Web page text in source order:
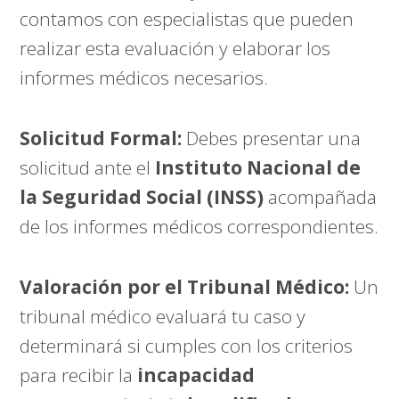
contamos con especialistas que pueden
realizar esta evaluación y elaborar los
informes médicos necesarios.
Solicitud Formal: Debes presentar una
solicitud ante el Instituto Nacional de
la Seguridad Social (INSS) acompañada
de los informes médicos correspondientes.
Valoración por el Tribunal Médico: Un
tribunal médico evaluará tu caso y
determinará si cumples con los criterios
para recibir la incapacidad